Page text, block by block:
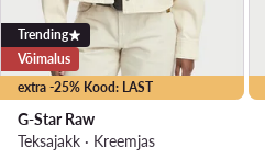
extra -25% Kood: LAST
Trending
Võimalus
G-Star Raw
Teksajakk · Kreemjas